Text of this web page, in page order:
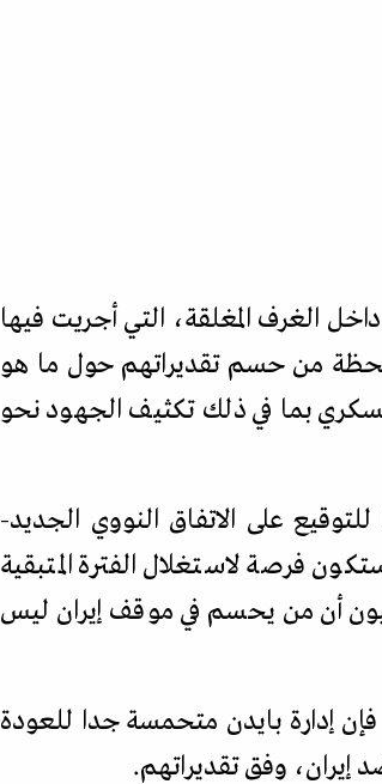
الغرف المغلقة، التي أجريت فيها
من حسم تقديراتهم حول ما هو
بما في ذلك تكثيف الجهود نحو
على الاتفاق النووي الجديد-
فرصة لاستغلال الفترة المتبقية
أن من يحسم في موقف إيران ليس
فإن إدارة بايدن متحمسة جدا للعودة
إيران، وفق تقديراتهم.